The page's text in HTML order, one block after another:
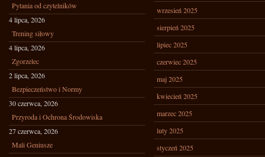
Pytania od czytelników
4 lipca, 2026
Trening siłowy
4 lipca, 2026
Zgorzelec
2 lipca, 2026
Bezpieczeństwo i Normy
30 czerwca, 2026
Przyroda i Ochrona Środowiska
27 czerwca, 2026
Mali Geniusze
wrzesień 2025
sierpień 2025
lipiec 2025
czerwiec 2025
maj 2025
kwiecień 2025
marzec 2025
luty 2025
styczeń 2025